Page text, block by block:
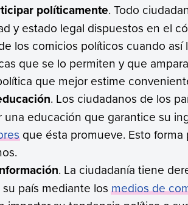
políticamente. Todo
y estado legal dispuestos en el
los comicios políticos cuando así
que se lo permiten y que
que mejor estime
. Los ciudadanos de los
una educación que garantice su
que ésta promueve. Esto
. La ciudadanía tiene
país mediante losmedios de